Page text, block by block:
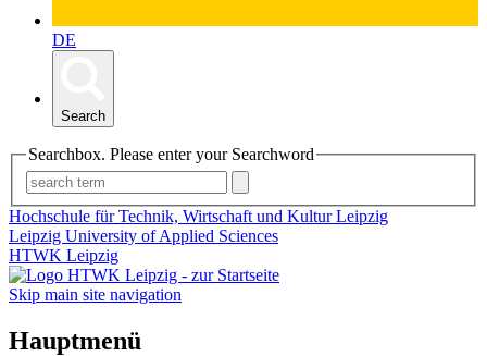
DE
Search
Searchbox. Please enter your Searchword
Hochschule für Technik, Wirtschaft und Kultur Leipzig
Leipzig University of Applied Sciences
HTWK Leipzig
Skip main site navigation
Hauptmenü